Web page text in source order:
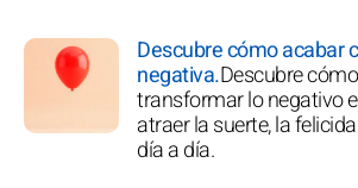
Descubre cómo acabar
negativa.Descubre
transformar lo negativo
atraer la suerte, la
día a día.